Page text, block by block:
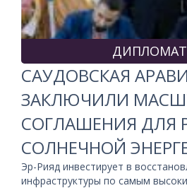
САУДОВСКАЯ
ЗАКЛЮЧИЛИ
СОГЛАШЕНИЯ ДЛЯ
СОЛНЕЧНОЙ
Эр-Рияд инвестирует в
инфраструктуры по самым